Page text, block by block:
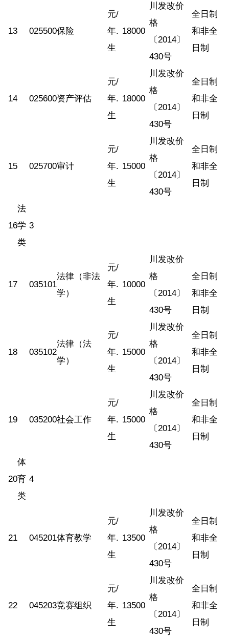
13 025500保险
元/
年.
生
18000
川发改价
格
〔2014〕
430号
全日制
和非全
日制
14 025600资产评估
元/
年.
生
18000
川发改价
格
〔2014〕
430号
全日制
和非全
日制
15 025700审计
元/
年.
生
15000
川发改价
格
〔2014〕
430号
全日制
和非全
日制
16
法
学
类
3
17 035101
法律（非法
学）
元/
年.
生
10000
川发改价
格
〔2014〕
430号
全日制
和非全
日制
18 035102
法律（法
学）
元/
年.
生
15000
川发改价
格
〔2014〕
430号
全日制
和非全
日制
19 035200社会工作
元/
年.
生
15000
川发改价
格
〔2014〕
430号
全日制
和非全
日制
20
体
育
类
4
21 045201体育教学
元/
年.
生
13500
川发改价
格
〔2014〕
430号
全日制
和非全
日制
22 045203竞赛组织
元/
年.
生
13500
川发改价
格
〔2014〕
430号
全日制
和非全
日制